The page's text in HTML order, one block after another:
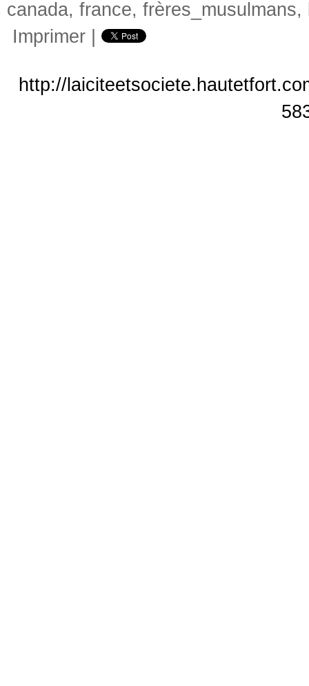
canada, france, frères_musulmans,
Imprimer
http://